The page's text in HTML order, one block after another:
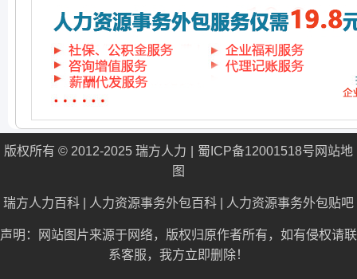
版权所有 © 2012-2025 瑞方人力 蜀ICP备12001518号 网站地
图
瑞方人力百科 人力资源事务外包百科 人力资源事务外包贴吧
声明：网站图片来源于网络，版权归原作者所有，如有侵权请联
系客服，我方立即删除！